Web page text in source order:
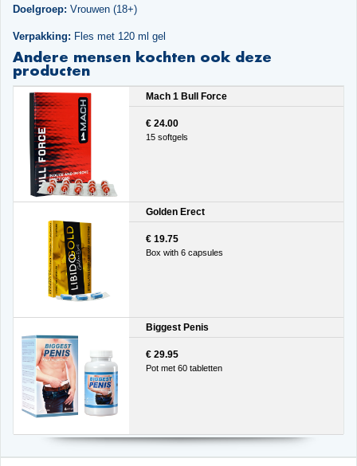
Doelgroep: Vrouwen (18+)
Verpakking: Fles met 120 ml gel
Andere mensen kochten ook deze
producten
Mach 1 Bull Force
€ 24.00
15 softgels
Golden Erect
€ 19.75
Box with 6 capsules
Biggest Penis
€ 29.95
Pot met 60 tabletten